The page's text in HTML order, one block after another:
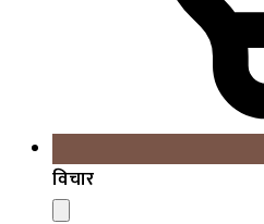
विचार